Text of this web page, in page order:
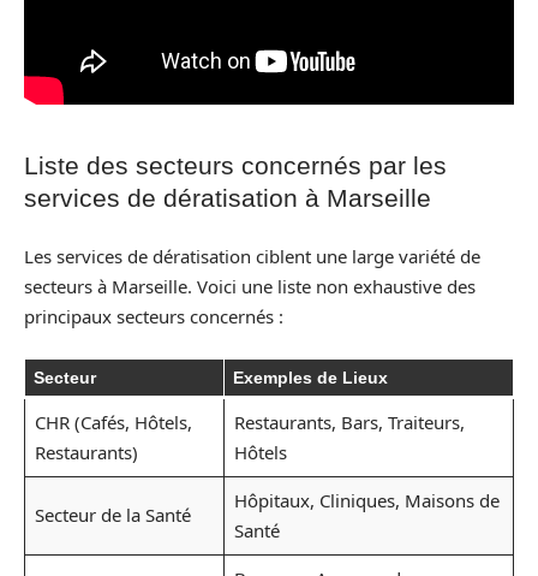
Liste des secteurs concernés par les
services de dératisation à Marseille
Les services de dératisation ciblent une large variété de
secteurs à Marseille. Voici une liste non exhaustive des
principaux secteurs concernés :
Secteur Exemples de Lieux
CHR (Cafés, Hôtels,
Restaurants)
Restaurants, Bars, Traiteurs,
Hôtels
Secteur de la Santé
Hôpitaux, Cliniques, Maisons de
Santé